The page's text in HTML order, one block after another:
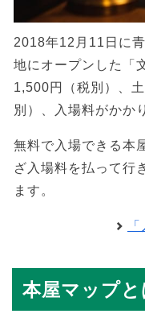
2018年12月11日に
地にオープンした「
1,500円（税別）、
別）、入場料がかか
無料で入場できる本
ざ入場料を払って行
ます。
本屋マップと